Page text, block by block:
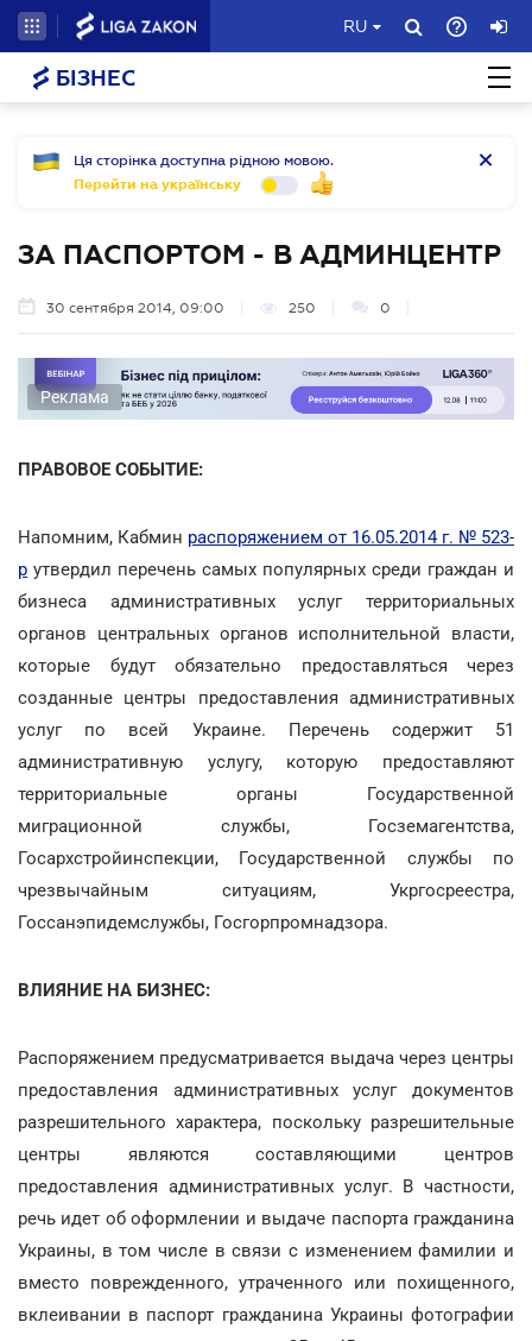
RU
БІЗНЕС
Ця сторінка доступна рідною мовою.
Перейти на українську
ЗА ПАСПОРТОМ - В АДМИНЦЕНТР
30 сентября 2014, 09:00 250 0
Реклама
ПРАВОВОЕ СОБЫТИЕ:
Напомним, Кабмин распоряжением от 16.05.2014 г. № 523-
р утвердил перечень самых популярных среди граждан и
бизнеса административных услуг территориальных
органов центральных органов исполнительной власти,
которые будут обязательно предоставляться через
созданные центры предоставления административных
услуг по всей Украине. Перечень содержит 51
административную услугу, которую предоставляют
территориальные органы Государственной
миграционной службы, Госземагентства,
Госархстройинспекции, Государственной службы по
чрезвычайным ситуациям, Укргосреестра,
Госсанэпидемслужбы, Госгорпромнадзора.
ВЛИЯНИЕ НА БИЗНЕС:
Распоряжением предусматривается выдача через центры
предоставления административных услуг документов
разрешительного характера, поскольку разрешительные
центры являются составляющими центров
предоставления административных услуг. В частности,
речь идет об оформлении и выдаче паспорта гражданина
Украины, в том числе в связи с изменением фамилии и
вместо поврежденного, утраченного или похищенного,
вклеивании в паспорт гражданина Украины фотографии